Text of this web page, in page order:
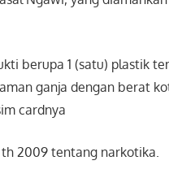
berupa 1 (satu) plastik
ganja dengan berat
cardnya
th 2009 tentang narkotika.